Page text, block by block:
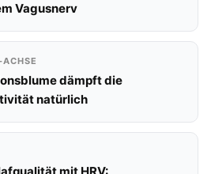
Vagusnerv
dämpft die
natürlich